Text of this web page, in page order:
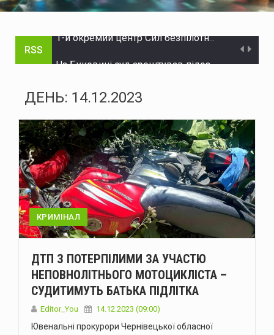
RSS
Україна планує створити власну антибалістичну систему FREYJA до 2027 року
У Чернівцях п'яний водій Mercedes спричинив ДТП: у крові виявили 2,57 проміле алкоголю
На Буковині судитимуть голову громади та інженера технагляду за розтрату понад 15 млн грн на будівництві укриття для школи
На Буковині судитимуть жителя Дніпра за організацію незаконного переправлення ухилянтів до Молдови
На Буковині за добу сталося 15 надзвичайних подій: горіли автомобілі, квартира та сухостій
ДЕНЬ: 14.12.2023
КРИМІНАЛ
ДТП З ПОТЕРПІЛИМИ ЗА УЧАСТЮ
НЕПОВНОЛІТНЬОГО МОТОЦИКЛІСТА –
СУДИТИМУТЬ БАТЬКА ПІДЛІТКА
Editor_You 14.12.2023 (09:00)
Ювенальні прокурори Чернівецької обласної